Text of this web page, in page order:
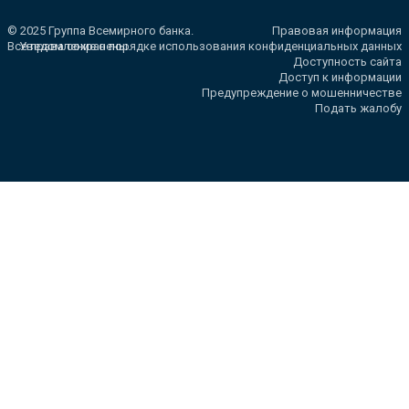
© 2025 Группа Всемирного банка.
Все права сохранены.
Правовая информация
Уведомление о порядке использования конфиденциальных данных
Доступность сайта
Доступ к информации
Предупреждение о мошенничестве
Подать жалобу